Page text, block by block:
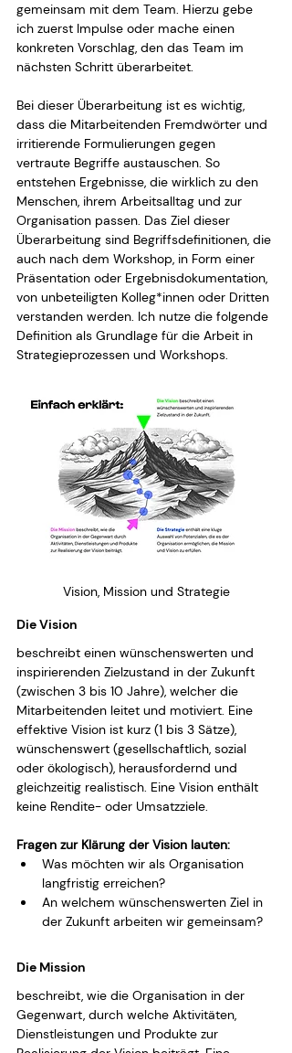
gemeinsam mit dem Team. Hierzu gebe
ich zuerst Impulse oder mache einen
konkreten Vorschlag, den das Team im
nächsten Schritt überarbeitet.
Bei dieser Überarbeitung ist es wichtig,
dass die Mitarbeitenden Fremdwörter und
irritierende Formulierungen gegen
vertraute Begriffe austauschen. So
entstehen Ergebnisse, die wirklich zu den
Menschen, ihrem Arbeitsalltag und zur
Organisation passen. Das Ziel dieser
Überarbeitung sind Begriffsdefinitionen, die
auch nach dem Workshop, in Form einer
Präsentation oder Ergebnisdokumentation,
von unbeteiligten Kolleg*innen oder Dritten
verstanden werden. Ich nutze die folgende
Definition als Grundlage für die Arbeit in
Strategieprozessen und Workshops.
Vision, Mission und Strategie
Die Vision
beschreibt einen wünschenswerten und
inspirierenden Zielzustand in der Zukunft
(zwischen 3 bis 10 Jahre), welcher die
Mitarbeitenden leitet und motiviert. Eine
effektive Vision ist kurz (1 bis 3 Sätze),
wünschenswert (gesellschaftlich, sozial
oder ökologisch), herausfordernd und
gleichzeitig realistisch. Eine Vision enthält
keine Rendite- oder Umsatzziele.
Fragen zur Klärung der Vision lauten:
Was möchten wir als Organisation
langfristig erreichen?
An welchem wünschenswerten Ziel in
der Zukunft arbeiten wir gemeinsam?
Die Mission
beschreibt, wie die Organisation in der
Gegenwart, durch welche Aktivitäten,
Dienstleistungen und Produkte zur